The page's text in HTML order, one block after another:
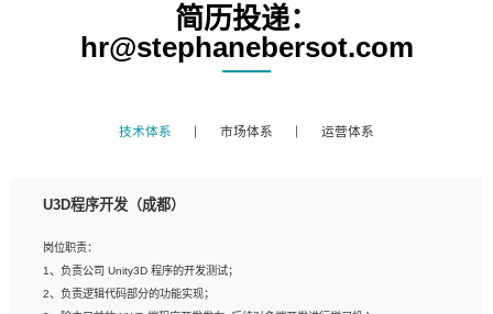
简历投递：
hr@stephanebersot.com
技术体系 市场体系 运营体系
U3D程序开发（成都）
岗位职责：
1、负责公司 Unity3D 程序的开发测试；
2、负责逻辑代码部分的功能实现；